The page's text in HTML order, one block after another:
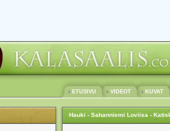
ETUSIVU VIDEOT KUVAT
Hauki - Sahanniemi Loviisa -